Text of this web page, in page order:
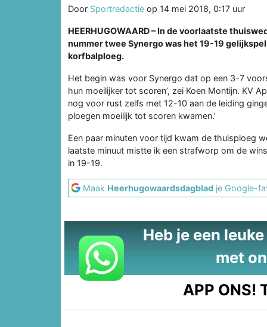
Door Sportredactie op 14 mei 2018, 0:17 uur
HEERHUGOWAARD –In de voorlaatste
nummer twee Synergo was het 19-19
korfbalploeg.
Het begin was voor Synergo dat op een 3-7
hun moeilijker tot scoren’, zei Koen Montijn. KV
nog voor rust zelfs met 12-10 aan de leiding
ploegen moeilijk tot scoren kwamen.’
Een paar minuten voor tijd kwam de thuisploeg
laatste minuut mistte ik een strafworp om de
in 19-19.
Maak Heerhugowaardsdagblad je Google-
Heb je een
met
APP ONS!